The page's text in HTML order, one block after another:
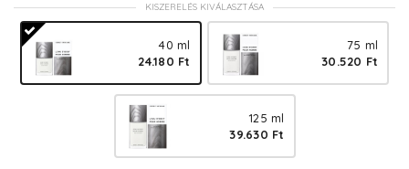
KISZERELÉS KIVÁLASZTÁSA
40 ml
24.180 Ft
75 ml
30.520 Ft
125 ml
39.630 Ft